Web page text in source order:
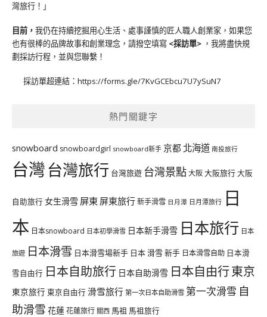
灣旅行！」
目前， 我仍在持續挖掘用心生活、處事謹慎的匠人職人創業家，如果您
也有很棒的品牌故事和創業理念，請撥空填寫 <採訪單> ，我將盡快規
劃採訪行程，並與您聯繫！
採訪單超連結： https://forms.gle/7KvGCEbcu7U7ySuN7
熱門關鍵字
snowboard snowboardgirl snowboard新手 京都 北海道 南投旅行
台灣台灣旅行 台灣旅遊 台灣景點大阪大阪旅行大阪
自助旅行 女生滑雪 屏東 屏東旅行新手滑雪 日月潭 日月潭旅行 日
本 日本snowboard 日本初學滑雪 日本新手滑雪 日本旅行 日本
旅遊 日本滑雪 日本滑雪場新手 日本 滑雪 新手 日本滑雪自助 日本滑
雪自由行 日本自助旅行 日本自助滑雪 日本自由行東京
東京旅行 東京自由行 滑雪旅行 第一次日本自助滑雪 第一次滑雪 自
助滑雪 花蓮花蓮旅行 關西 馬祖 馬祖旅行